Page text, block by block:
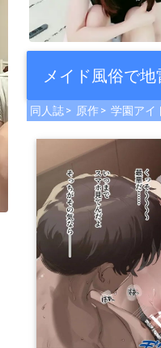
メイド風俗で
同人誌 原作 学園アイ